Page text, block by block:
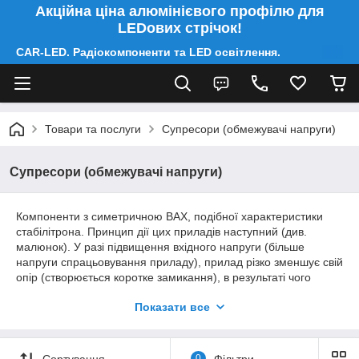
Акційна ціна алюмінієвого профілю для
LEDових стрічок!
CAR-LED. Радіокомпоненти та LED освітлення.
Товари та послуги Супресори (обмежувачі напруги)
Супресори (обмежувачі напруги)
Компоненти з симетричною ВАХ, подібної характеристики
стабілітрона. Принцип дії цих приладів наступний (див.
малюнок). У разі підвищення вхідного напруги (більше
напруги спрацьовування приладу), прилад різко зменшує свій
опір (створюється коротке замикання), в результаті чого
потужність виділяється у вигляді тепла на резисторі. Таким
кидків напруги. Термін < ДВОНАПРАВЛЕНИЙ > вказує на
можливість роботи приладу з двуполярными напругами, <
Показати все